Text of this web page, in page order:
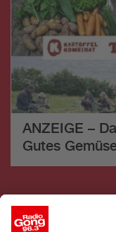
ANZEIGE –
Gutes